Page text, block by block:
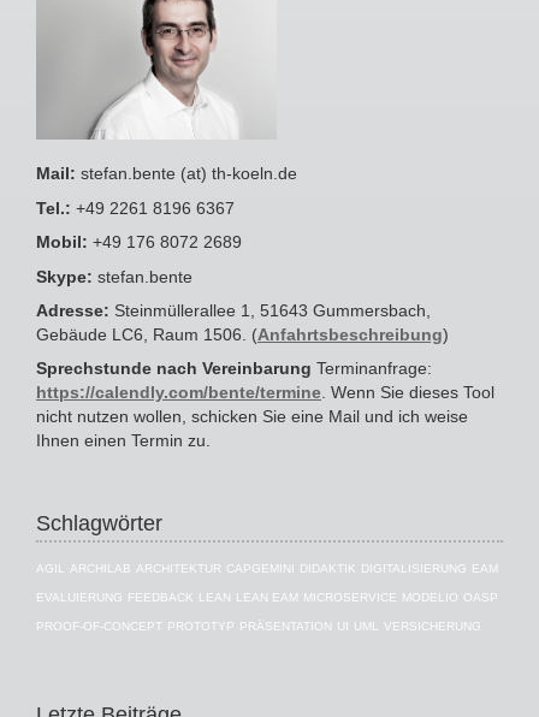
Mail: stefan.bente (at) th-koeln.de
Tel.: +49 2261 8196 6367
Mobil: +49 176 8072 2689
Skype: stefan.bente
Adresse: Steinmüllerallee 1, 51643 Gummersbach,
Gebäude LC6, Raum 1506. (Anfahrtsbeschreibung)
Sprechstunde nach Vereinbarung Terminanfrage:
https://calendly.com/bente/termine. Wenn Sie dieses Tool
nicht nutzen wollen, schicken Sie eine Mail und ich weise
Ihnen einen Termin zu.
Schlagwörter
AGIL ARCHILAB ARCHITEKTUR CAPGEMINI DIDAKTIK DIGITALISIERUNG EAM
EVALUIERUNG FEEDBACK LEAN LEAN EAM MICROSERVICE MODELIO OASP
PROOF-OF-CONCEPT PROTOTYP PRÄSENTATION UI UML VERSICHERUNG